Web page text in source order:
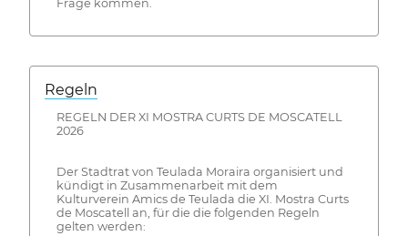
Frage kommen.
Regeln
REGELN DER XI MOSTRA CURTS DE MOSCATELL
2026
Der Stadtrat von Teulada Moraira organisiert und
kündigt in Zusammenarbeit mit dem
Kulturverein Amics de Teulada die XI. Mostra Curts
de Moscatell an, für die die folgenden Regeln
gelten werden: